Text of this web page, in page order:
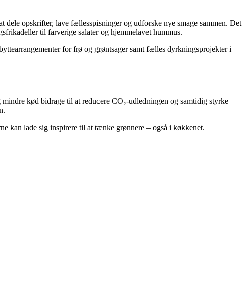
opskrifter, lave fællesspisninger og udforske nye smage sammen. Det
til farverige salater og hjemmelavet hummus.
for frø og grøntsager samt fælles dyrkningsprojekter i
kød bidrage til at reducere CO₂-udledningen og samtidig styrke
kan lade sig inspirere til at tænke grønnere – også i køkkenet.